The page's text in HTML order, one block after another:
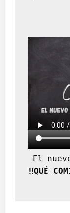
El
‼️QUÉ